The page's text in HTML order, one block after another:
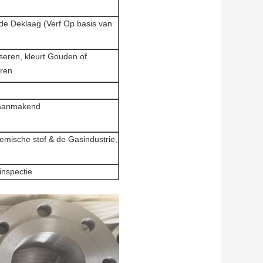
Deklaag (Verf Op basis van
kleurt Gouden of
stof & de Gasindustrie,